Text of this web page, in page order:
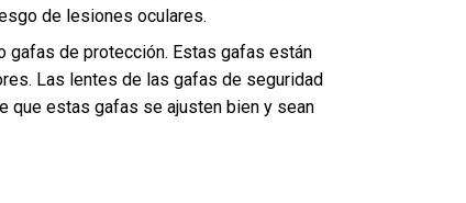
de lesiones oculares.
gafas de protección. Estas gafas están
Las lentes de las gafas de seguridad
que estas gafas se ajusten bien y sean